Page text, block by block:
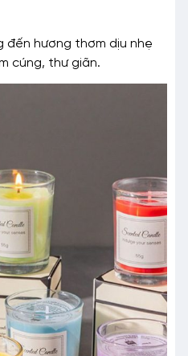
đến hương thơm dịu nhẹ
cúng, thư giãn.